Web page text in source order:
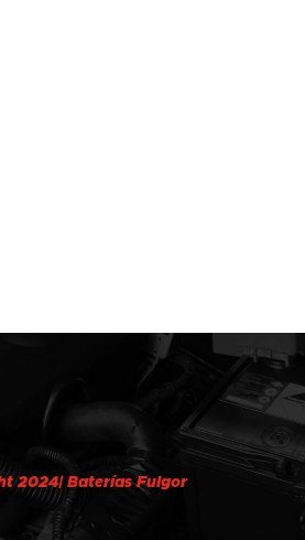
2024| Baterías Fulgor